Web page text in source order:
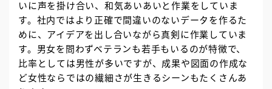
いに声を掛け合い、和気あいあいと作業をしていま
す。社内ではより正確で間違いのないデータを作るた
めに、アイデアを出し合いながら真剣に作業していま
す。男女を問わずベテランも若手もいるのが特徴で、
比率としては男性が多いですが、成果や図面の作成な
ど女性ならではの繊細さが生きるシーンもたくさんあ